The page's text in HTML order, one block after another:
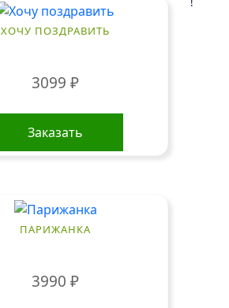
ХОЧУ ПОЗДРАВИТЬ
3099₽
Заказать
ПАРИЖАНКА
3990₽